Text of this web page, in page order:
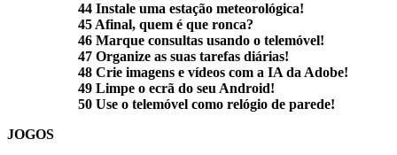
44 Instale uma estação meteorológica!
45 Afinal, quem é que ronca?
46 Marque consultas usando o telemóvel!
47 Organize as suas tarefas diárias!
48 Crie imagens e vídeos com a IA da Adobe!
49 Limpe o ecrã do seu Android!
50 Use o telemóvel como relógio de parede!
JOGOS